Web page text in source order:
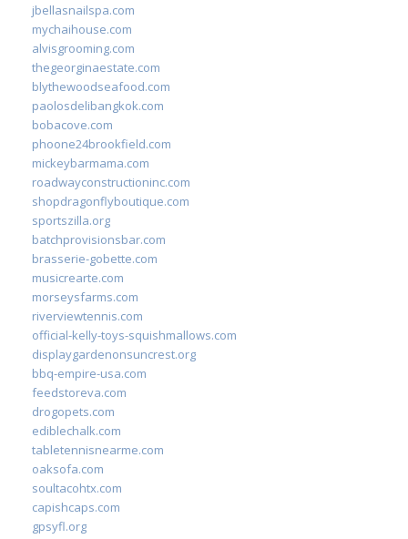
jbellasnailspa.com
mychaihouse.com
alvisgrooming.com
thegeorginaestate.com
blythewoodseafood.com
paolosdelibangkok.com
bobacove.com
phoone24brookfield.com
mickeybarmama.com
roadwayconstructioninc.com
shopdragonflyboutique.com
sportszilla.org
batchprovisionsbar.com
brasserie-gobette.com
musicrearte.com
morseysfarms.com
riverviewtennis.com
official-kelly-toys-squishmallows.com
displaygardenonsuncrest.org
bbq-empire-usa.com
feedstoreva.com
drogopets.com
ediblechalk.com
tabletennisnearme.com
oaksofa.com
soultacohtx.com
capishcaps.com
gpsyfl.org